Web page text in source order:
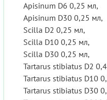
Apisinum D6 0,25 мл,
Apisinum D30 0,25 мл,
Scilla D2 0,25 мл,
Scilla D10 0,25 мл,
Scilla D30 0,25 мл,
Tartarus stibiatus D2
Tartarus stibiatus D10
Tartarus stibiatus D30